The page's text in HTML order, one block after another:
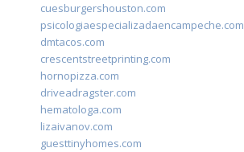
cuesburgershouston.com
psicologiaespecializadaencampeche.com
dmtacos.com
crescentstreetprinting.com
hornopizza.com
driveadragster.com
hematologa.com
lizaivanov.com
guesttinyhomes.com